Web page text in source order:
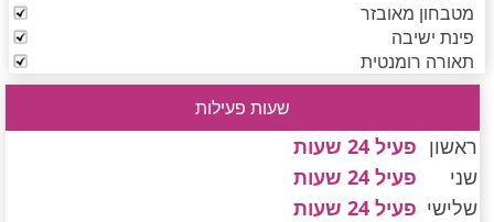
חדרים לפי שעה בעמק יזרעאל
חדרים לפי שעה במישור החוף הדרומי
מטבחון מאובזר
פינת ישיבה
תאורה רומנטית
שעות פעילות
ראשון פעיל 24 שעות
שני
פעיל 24 שעות
שלישי פעיל 24 שעות